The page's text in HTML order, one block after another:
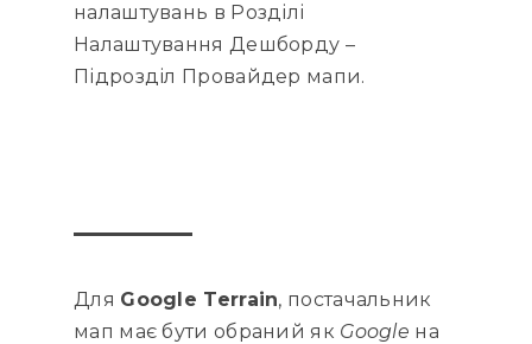
налаштувань в Розділі
Налаштування Дешборду –
Підрозділ Провайдер мапи.
Для Google Terrain, постачальник
мап має бути обраний як Google на